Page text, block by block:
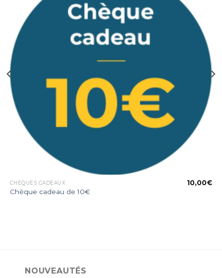
à la liste
d’envies
CHÈQUES CADEAUX
Chèque cadeau de 10€
10,00€
NOUVEAUTÉS